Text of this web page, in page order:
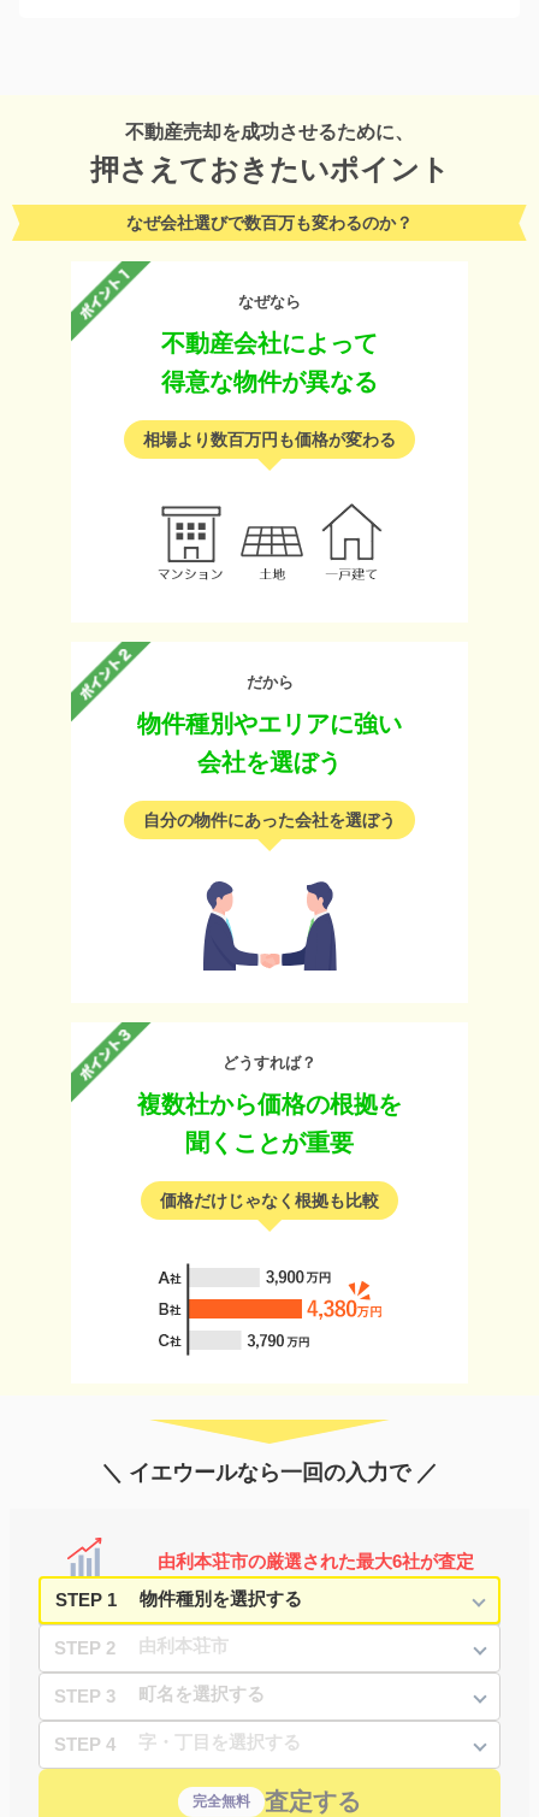
不動産売却を成功させるために、
押さえておきたいポイント
なぜ会社選びで数百万も変わるのか？
なぜなら
不動産会社によって
得意な物件が異なる
相場より数百万円も価格が変わる
だから
物件種別やエリアに強い
会社を選ぼう
自分の物件にあった会社を選ぼう
どうすれば？
複数社から価格の根拠を
聞くことが重要
価格だけじゃなく根拠も比較
＼ イエウールなら一回の入力で ／
由利本荘市の厳選された最大6社が査定
STEP 1
STEP 2
STEP 3
STEP 4
完全無料 査定する